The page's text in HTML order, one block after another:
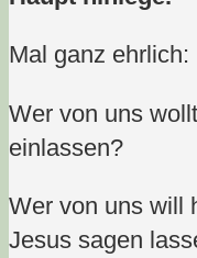
Mal ganz ehrlich:
Wer von uns
einlassen?
Wer von uns will
Jesus sagen